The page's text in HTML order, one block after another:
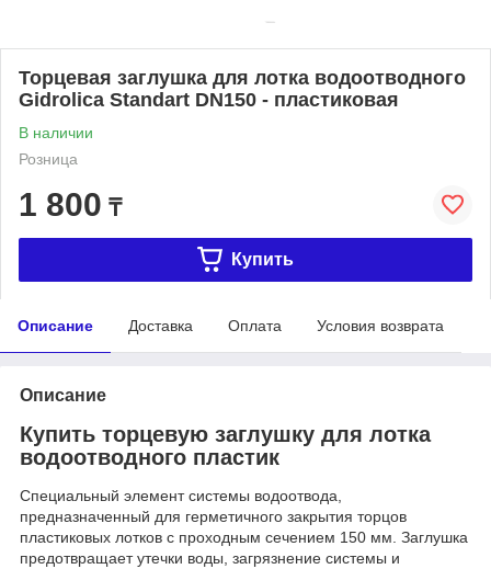
Торцевая заглушка для лотка водоотводного
Gidrolica Standart DN150 - пластиковая
В наличии
Розница
1 800 ₸
Купить
Описание Доставка Оплата Условия возврата
Описание
Купить торцевую заглушку для лотка
водоотводного пластик
Специальный элемент системы водоотвода,
предназначенный для герметичного закрытия торцов
пластиковых лотков с проходным сечением 150 мм. Заглушка
предотвращает утечки воды, загрязнение системы и